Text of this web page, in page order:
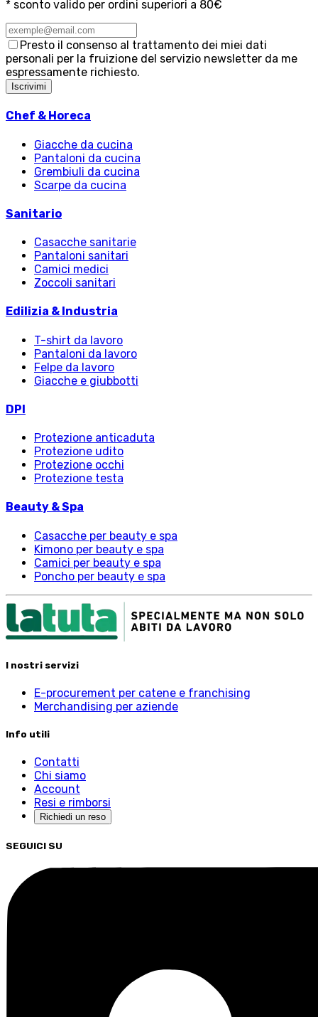
* sconto valido per ordini superiori a 80€
Presto il consenso al trattamento dei miei dati
personali per la fruizione del servizio newsletter da me
espressamente richiesto.
Iscrivimi
Chef & Horeca
Giacche da cucina
Pantaloni da cucina
Grembiuli da cucina
Scarpe da cucina
Sanitario
Casacche sanitarie
Pantaloni sanitari
Camici medici
Zoccoli sanitari
Edilizia & Industria
T-shirt da lavoro
Pantaloni da lavoro
Felpe da lavoro
Giacche e giubbotti
DPI
Protezione anticaduta
Protezione udito
Protezione occhi
Protezione testa
Beauty & Spa
Casacche per beauty e spa
Kimono per beauty e spa
Camici per beauty e spa
Poncho per beauty e spa
I nostri servizi
E-procurement per catene e franchising
Merchandising per aziende
Info utili
Contatti
Chi siamo
Account
Resi e rimborsi
Richiedi un reso
SEGUICI SU